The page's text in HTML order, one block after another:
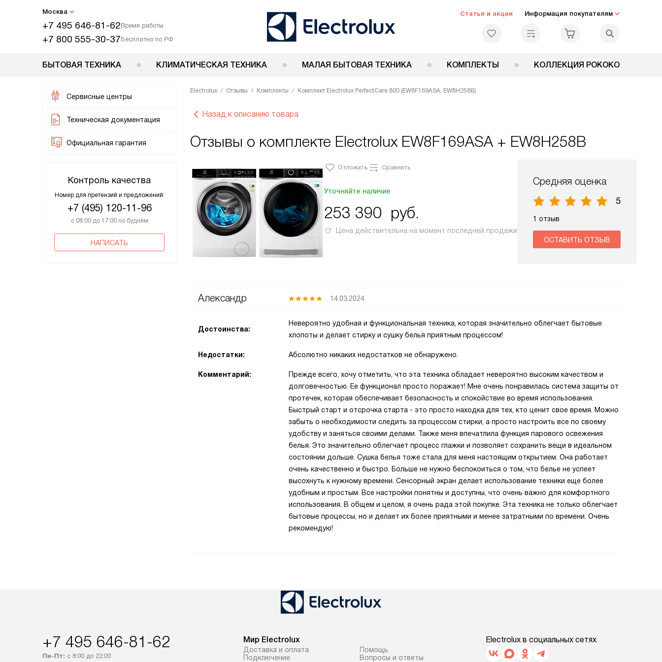
Москва
+7 495 646-81-62Время работы
+7 800 555-30-37Бесплатно по РФ
Статьи и акции Информация покупателям
БЫТОВАЯ ТЕХНИКА КЛИМАТИЧЕСКАЯ ТЕХНИКА МАЛАЯ БЫТОВАЯ ТЕХНИКА КОМПЛЕКТЫ КОЛЛЕКЦИЯ РОКОКО
Сервисные центры
Техническая документация
Официальная гарантия
Контроль качества
Номер для претензий и предложений:
+7 (495) 120-11-96
с 08:00 до 17:00 по будням
НАПИСАТЬ
Electrolux Отзывы Комплекты Комплект Electrolux PerfectCare 800 (EW8F169ASA, EW8H258B)
Назад к описанию товара
Отзывы о комплекте Electrolux EW8F169ASA + EW8H258B
Отложить Сравнить
Уточняйте наличие
253 390 руб.
Цена действительна на момент последней продажи
Средняя оценка
5
1 отзыв
ОСТАВИТЬ ОТЗЫВ
Александр 14.03.2024
Достоинства:
Невероятно удобная и функциональная техника, которая значительно облегчает бытовые
хлопоты и делает стирку и сушку белья приятным процессом!
Недостатки: Абсолютно никаких недостатков не обнаружено.
Комментарий:
Прежде всего, хочу отметить, что эта техника обладает невероятно высоким качеством и
долговечностью. Ее функционал просто поражает! Мне очень понравилась система защиты от
протечек, которая обеспечивает безопасность и спокойствие во время использования.
Быстрый старт и отсрочка старта - это просто находка для тех, кто ценит свое время. Можно
забыть о необходимости следить за процессом стирки, а просто настроить все по своему
удобству и заняться своими делами. Также меня впечатлила функция парового освежения
белья. Это значительно облегчает процесс глажки и позволяет сохранить вещи в идеальном
состоянии дольше. Сушка белья тоже стала для меня настоящим открытием. Она работает
очень качественно и быстро. Больше не нужно беспокоиться о том, что белье не успеет
высохнуть к нужному времени. Сенсорный экран делает использование техники еще более
удобным и простым. Все настройки понятны и доступны, что очень важно для комфортного
использования. В общем и целом, я очень рада этой покупке. Эта техника не только облегчает
бытовые процессы, но и делает их более приятными и менее затратными по времени. Очень
рекомендую!
+7 495 646-81-62
Пн-Пт: с 8:00 до 22:00
Мир Electrolux
Доставка и оплата
Подключение
Помощь
Вопросы и ответы
Electrolux в социальных сетях